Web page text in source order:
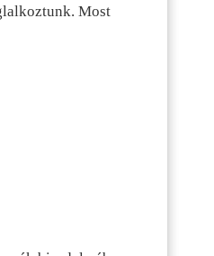
Most